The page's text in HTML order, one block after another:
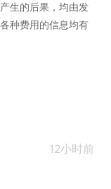
生的后果，均由发
种费用的信息均有
12小时前